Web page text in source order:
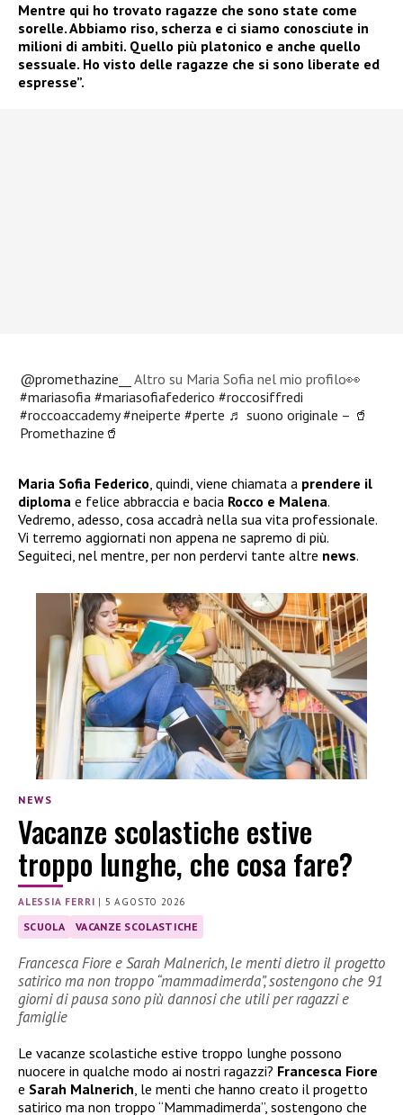
Mentre qui ho trovato ragazze che sono state come
sorelle. Abbiamo riso, scherza e ci siamo conosciute in
milioni di ambiti. Quello più platonico e anche quello
sessuale. Ho visto delle ragazze che si sono liberate ed
espresse”.
@promethazine__
Altro su Maria Sofia nel mio profilo👀
#mariasofia #mariasofiafederico #roccosiffredi
#roccoaccademy #neiperte #perte ♬ suono originale – 🥤
Promethazine🥤
Maria Sofia Federico , quindi, viene chiamata a prendere il
diploma e felice abbraccia e bacia Rocco e Malena.
Vedremo, adesso, cosa accadrà nella sua vita professionale.
Vi terremo aggiornati non appena ne sapremo di più.
Seguiteci, nel mentre, per non perdervi tante altre news.
NEWS
Vacanze scolastiche estive
troppo lunghe, che cosa fare?
ALESSIA FERRI | 5 AGOSTO 2026
SCUOLA VACANZE SCOLASTICHE
Francesca Fiore e Sarah Malnerich, le menti dietro il progetto
satirico ma non troppo “mammadimerda”, sostengono che 91
giorni di pausa sono più dannosi che utili per ragazzi e
famiglie
Le vacanze scolastiche estive troppo lunghe possono
nuocere in qualche modo ai nostri ragazzi? Francesca Fiore
e Sarah Malnerich , le menti che hanno creato il progetto
satirico ma non troppo “Mammadimerda”, sostengono che